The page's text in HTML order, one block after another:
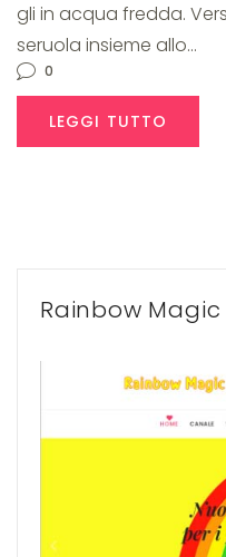
gli in acqua fredda.
seruola insieme allo…
0
LEGGI TUTTO
Rainbow Magic